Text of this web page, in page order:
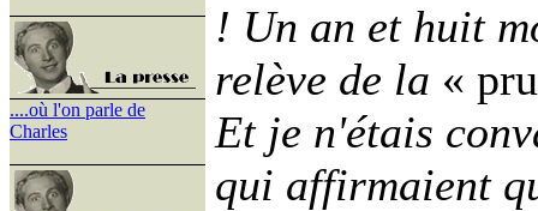
....où l'on parle de
Charles
! Un an et huit
relève de la «
Et je n'étais
qui affirmaient